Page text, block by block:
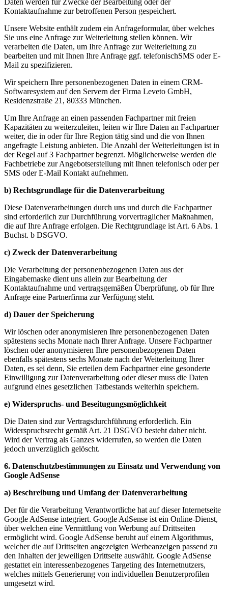
Kontaktaufnahme zur betroffenen Person gespeichert.
Unsere Website enthält zudem ein Anfrageformular, über welches
Sie uns eine Anfrage zur Weiterleitung stellen können. Wir
verarbeiten die Daten, um Ihre Anfrage zur Weiterleitung zu
bearbeiten und mit Ihnen Ihre Anfrage ggf. telefonischSMS oder E-
Mail zu spezifizieren.
Wir speichern Ihre personenbezogenen Daten in einem CRM-
Softwaresystem auf den Servern der Firma Leveto GmbH,
Residenzstraße 21, 80333 München.
Um Ihre Anfrage an einen passenden Fachpartner mit freien
Kapazitäten zu weiterzuleiten, leiten wir Ihre Daten an Fachpartner
weiter, die in oder für Ihre Region tätig sind und die von Ihnen
angefragte Leistung anbieten. Die Anzahl der Weiterleitungen ist in
der Regel auf 3 Fachpartner begrenzt. Möglicherweise werden die
Fachbetriebe zur Angebotserstellung mit Ihnen telefonisch oder per
SMS oder E-Mail Kontakt aufnehmen.
b) Rechtsgrundlage für die Datenverarbeitung
Diese Datenverarbeitungen durch uns und durch die Fachpartner
sind erforderlich zur Durchführung vorvertraglicher Maßnahmen,
die auf Ihre Anfrage erfolgen. Die Rechtgrundlage ist Art. 6 Abs. 1
Buchst. b DSGVO.
c) Zweck der Datenverarbeitung
Die Verarbeitung der personenbezogenen Daten aus der
Eingabemaske dient uns allein zur Bearbeitung der
Kontaktaufnahme und vertragsgemäßen Überprüfung, ob für Ihre
Anfrage eine Partnerfirma zur Verfügung steht.
d) Dauer der Speicherung
Wir löschen oder anonymisieren Ihre personenbezogenen Daten
spätestens sechs Monate nach Ihrer Anfrage. Unsere Fachpartner
löschen oder anonymisieren Ihre personenbezogenen Daten
ebenfalls spätestens sechs Monate nach der Weiterleitung Ihrer
Daten, es sei denn, Sie erteilen dem Fachpartner eine gesonderte
Einwilligung zur Datenverarbeitung oder dieser muss die Daten
aufgrund eines gesetzlichen Tatbestands weiterhin speichern.
e) Widerspruchs- und Beseitugungsmöglichkeit
Die Daten sind zur Vertragsdurchführung erforderlich. Ein
Widerspruchsrecht gemäß Art. 21 DSGVO besteht daher nicht.
Wird der Vertrag als Ganzes widerrufen, so werden die Daten
jedoch unverzüglich gelöscht.
6. Datenschutzbestimmungen zu Einsatz und Verwendung von
Google AdSense
a) Beschreibung und Umfang der Datenverarbeitung
Der für die Verarbeitung Verantwortliche hat auf dieser Internetseite
Google AdSense integriert. Google AdSense ist ein Online-Dienst,
über welchen eine Vermittlung von Werbung auf Drittseiten
ermöglicht wird. Google AdSense beruht auf einem Algorithmus,
welcher die auf Drittseiten angezeigten Werbeanzeigen passend zu
den Inhalten der jeweiligen Drittseite auswählt. Google AdSense
gestattet ein interessenbezogenes Targeting des Internetnutzers,
welches mittels Generierung von individuellen Benutzerprofilen
umgesetzt wird.